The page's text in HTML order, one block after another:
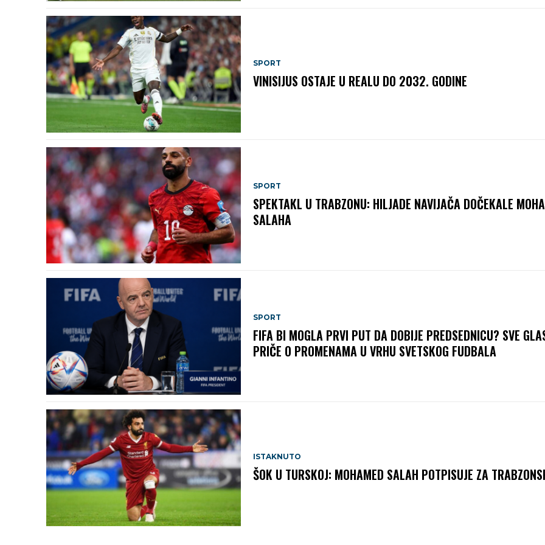
SPORT
VINISIJUS OSTAJE U REALU DO 2032. GODINE
SPORT
SPEKTAKL U TRABZONU: HILJADE NAVIJAČA DOČEKALE
SALAHA
SPORT
FIFA BI MOGLA PRVI PUT DA DOBIJE PREDSEDNICU? SVE
PRIČE O PROMENAMA U VRHU SVETSKOG FUDBALA
ISTAKNUTO
ŠOK U TURSKOJ: MOHAMED SALAH POTPISUJE ZA